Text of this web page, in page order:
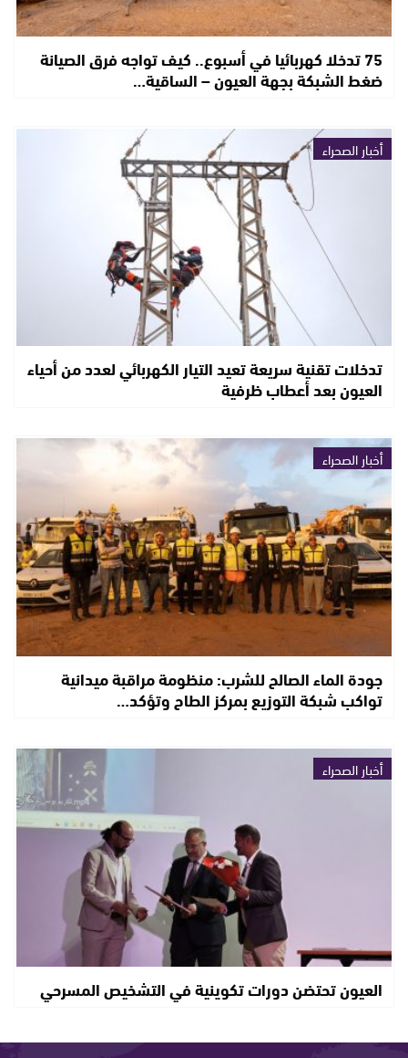
75 تدخلا كهربائيا في أسبوع.. كيف تواجه فرق الصيانة
ضغط الشبكة بجهة العيون – الساقية…
أخبار الصحراء
تدخلات تقنية سريعة تعيد التيار الكهربائي لعدد من أحياء
العيون بعد أعطاب ظرفية
أخبار الصحراء
جودة الماء الصالح للشرب: منظومة مراقبة ميدانية
تواكب شبكة التوزيع بمركز الطاح وتؤكد…
أخبار الصحراء
العيون تحتضن دورات تكوينية في التشخيص المسرحي